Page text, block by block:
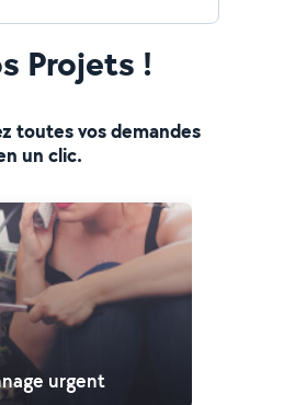
Projets !
toutes vos demandes
un clic.
urgent